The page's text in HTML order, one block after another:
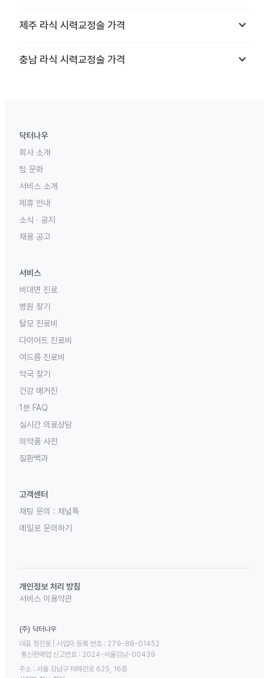
제주 라식 시력교정술 가격 keyboard_arrow_down
충남 라식 시력교정술 가격 keyboard_arrow_down
닥터나우
회사 소개
팀 문화
서비스 소개
제휴 안내
소식 · 공지
채용 공고
서비스
비대면 진료
병원 찾기
탈모 진료비
다이어트 진료비
여드름 진료비
약국 찾기
건강 매거진
1분 FAQ
실시간 의료상담
의약품 사전
질환백과
고객센터
채팅 문의 : 채널톡
메일로 문의하기
개인정보 처리 방침
서비스 이용약관
(주) 닥터나우
대표 정진웅 | 사업자 등록 번호 : 279-88-01452
통신판매업 신고번호 : 2024-서울강남-00439
주소 : 서울 강남구 테헤란로 625, 16층